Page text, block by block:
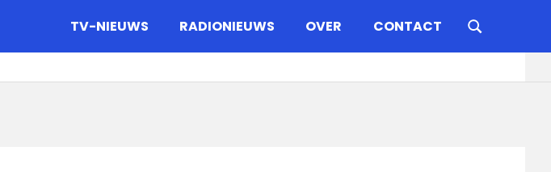
TV-NIEUWS RADIONIEUWS OVER CONTACT